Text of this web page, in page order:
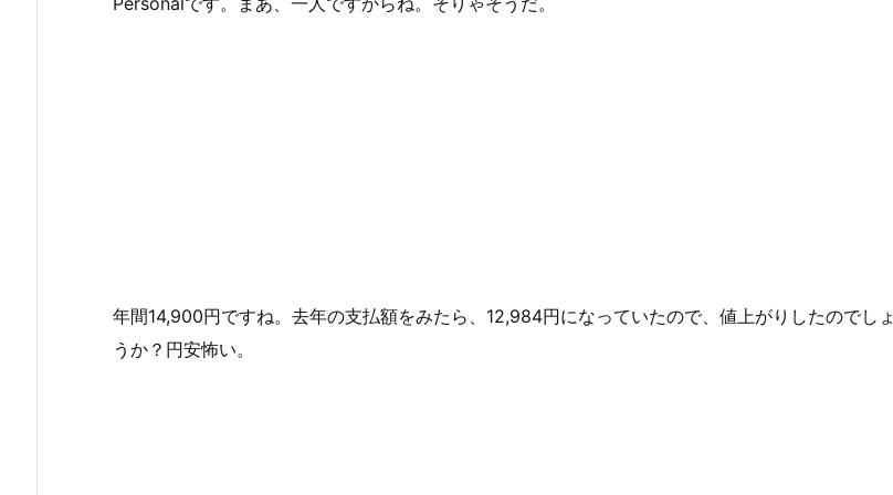
年間14,900円ですね。去年の支払額をみたら、12,984円になっていたので、値上がりしたのでしょ
うか？円安怖い。